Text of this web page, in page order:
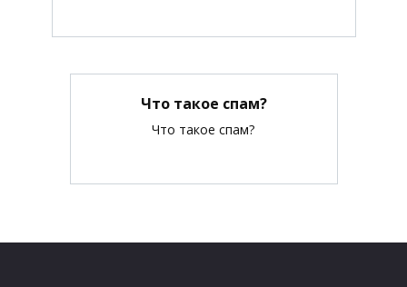
Что такое спам?
Что такое спам?